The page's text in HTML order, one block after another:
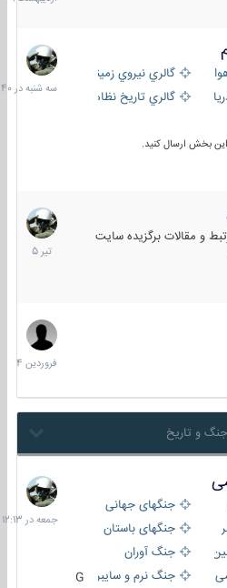
گالري نيروي زميني
گالري تاریخ نظامی
بخش ارسال کنید.
سه
شنبه
در
و مقالات برگزیده سایت
16
تیر
1405
29
فروردین
1404
جنگهای جهانی
جنگهای باستان
جنگ آوران
جنگ نرم و سایبری
جمعه
در
12:13